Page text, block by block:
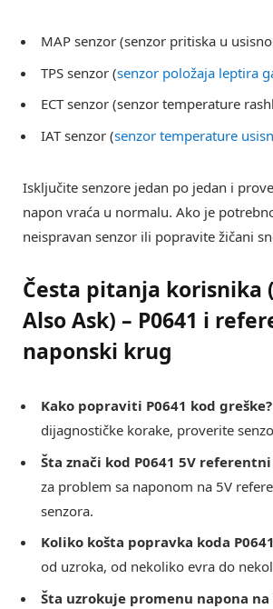
MAP senzor (senzor pritiska u
TPS senzor (senzor položaja leptira
ECT senzor (senzor temperature
IAT senzor (senzor temperature
Isključite senzore jedan po jedan i
napon vraća u normalu. Ako je
neispravan senzor ili popravite žičani
Česta pitanja korisnika
Also Ask) – P0641 i
naponski krug
Kako popraviti P0641 kod greške?
dijagnostičke korake, proverite
Šta znači kod P0641 5V
za problem sa naponom na 5V
senzora.
Koliko košta popravka koda
od uzroka, od nekoliko evra do
Šta uzrokuje promenu napona na